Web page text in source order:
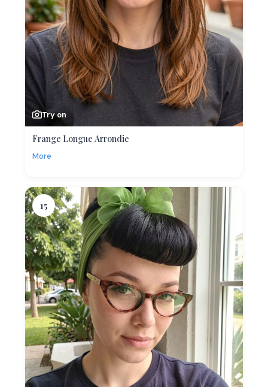
Try on
Frange Longue Arrondie
More
15